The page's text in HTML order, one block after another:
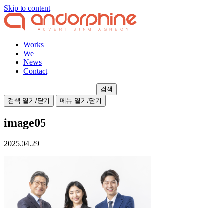
Skip to content
Works
We
News
Contact
색:검색 열기/닫기 메뉴 열기/닫기
image05
2025.04.29